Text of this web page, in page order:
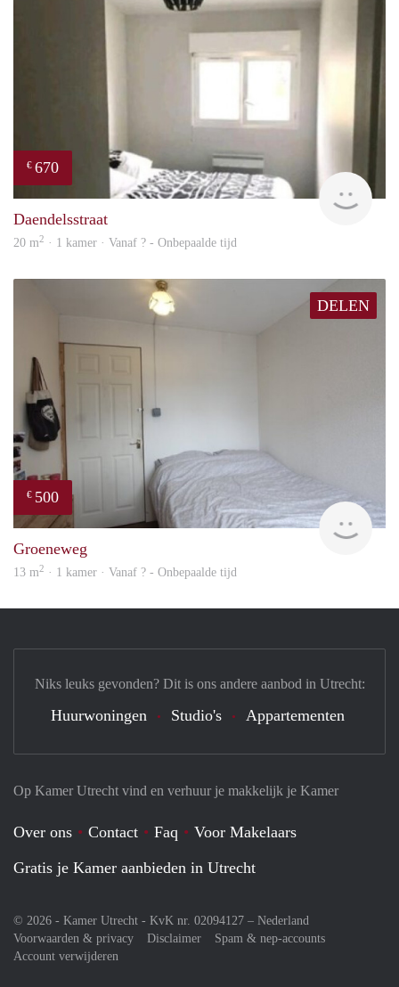
€ 670
Daendelsstraat
20 m2 · 1 kamer · Vanaf ? - Onbepaalde tijd
DELEN
€ 500
rent
Groeneweg
13 m2 · 1 kamer · Vanaf ? - Onbepaalde tijd
Op Kamer Utrecht vind en verhuur je makkelijk je Kamer
Over ons Contact Faq
Voor Makelaars
Gratis je Kamer aanbieden in Utrecht
© 2026 - Kamer Utrecht - KvK nr. 02094127 – Nederland
Voorwaarden & privacy
Disclaimer
Spam & nep-accounts
Account verwijderen
Niks leuks gevonden? Dit is ons andere aanbod in Utrecht:
Huurwoningen Studio's Appartementen